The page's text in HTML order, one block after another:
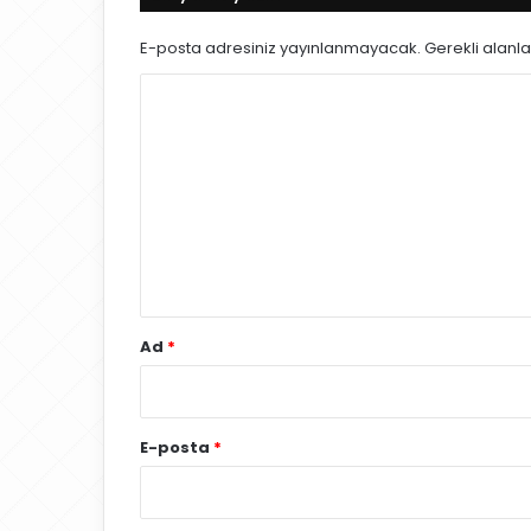
E-posta adresiniz yayınlanmayacak. Gerekli
Ad *
E-posta *